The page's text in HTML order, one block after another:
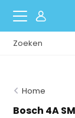
Home
Bosch 4A